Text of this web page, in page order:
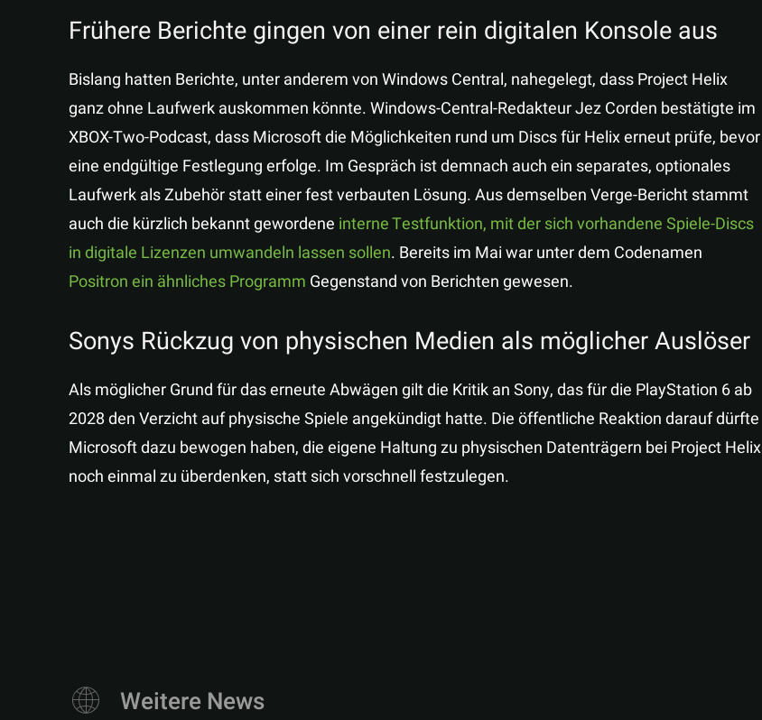
Frühere Berichte gingen von einer rein digitalen Konsole aus
Bislang hatten Berichte, unter anderem von Windows Central, nahegelegt, dass Project Helix
ganz ohne Laufwerk auskommen könnte. Windows-Central-Redakteur Jez Corden bestätigte im
XBOX-Two-Podcast, dass Microsoft die Möglichkeiten rund um Discs für Helix erneut prüfe, bevor
eine endgültige Festlegung erfolge. Im Gespräch ist demnach auch ein separates, optionales
Laufwerk als Zubehör statt einer fest verbauten Lösung. Aus demselben Verge-Bericht stammt
auch die kürzlich bekannt gewordene interne Testfunktion, mit der sich vorhandene Spiele-Discs
in digitale Lizenzen umwandeln lassen sollen. Bereits im Mai war unter dem Codenamen
Positron ein ähnliches Programm Gegenstand von Berichten gewesen.
Sonys Rückzug von physischen Medien als möglicher Auslöser
Als möglicher Grund für das erneute Abwägen gilt die Kritik an Sony, das für die PlayStation 6 ab
2028 den Verzicht auf physische Spiele angekündigt hatte. Die öffentliche Reaktion darauf dürfte
Microsoft dazu bewogen haben, die eigene Haltung zu physischen Datenträgern bei Project Helix
noch einmal zu überdenken, statt sich vorschnell festzulegen.
Weitere News